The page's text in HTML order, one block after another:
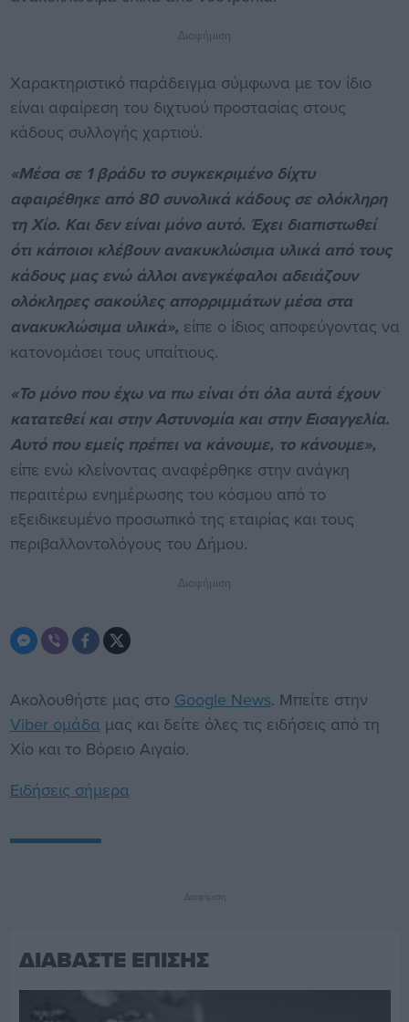
Διαφήμιση
Χαρακτηριστικό παράδειγμα σύμφωνα με τον ίδιο
είναι αφαίρεση του διχτυού προστασίας στους
κάδους συλλογής χαρτιού.
«Μέσα σε 1 βράδυ το συγκεκριμένο δίχτυ
αφαιρέθηκε από 80 συνολικά κάδους σε ολόκληρη
τη Χίο. Και δεν είναι μόνο αυτό. Έχει διαπιστωθεί
ότι κάποιοι κλέβουν ανακυκλώσιμα υλικά από τους
κάδους μας ενώ άλλοι ανεγκέφαλοι αδειάζουν
ολόκληρες σακούλες απορριμμάτων μέσα στα
ανακυκλώσιμα υλικά», είπε ο ίδιος αποφεύγοντας να
κατονομάσει τους υπαίτιους.
«Το μόνο που έχω να πω είναι ότι όλα αυτά έχουν
κατατεθεί και στην Αστυνομία και στην Εισαγγελία.
Αυτό που εμείς πρέπει να κάνουμε, το κάνουμε»,
είπε ενώ κλείνοντας αναφέρθηκε στην ανάγκη
περαιτέρω ενημέρωσης του κόσμου από το
εξειδικευμένο προσωπικό της εταιρίας και τους
περιβαλλοντολόγους του Δήμου.
Διαφήμιση
Ακολουθήστε μας στο Google News. Μπείτε στην
Viber ομάδα μας και δείτε όλες τις ειδήσεις από τη
Χίο και το Βόρειο Αιγαίο.
Ειδήσεις σήμερα
Διαφήμιση
ΔΙΑΒΑΣΤΕ ΕΠΙΣΗΣ